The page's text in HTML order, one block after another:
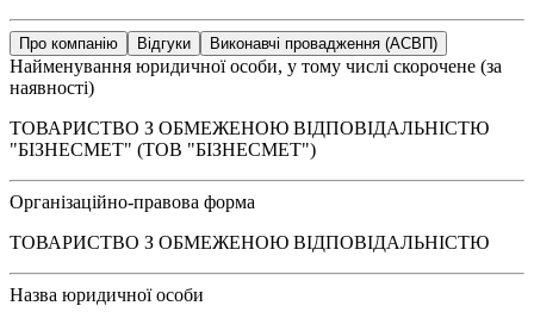
Про компанію Відгуки Виконавчі провадження (АСВП)
Найменування юридичної особи, у тому числі скорочене (за
наявності)
ТОВАРИСТВО З ОБМЕЖЕНОЮ ВІДПОВІДАЛЬНІСТЮ
"БІЗНЕСМЕТ" (ТОВ "БІЗНЕСМЕТ")
Організаційно-правова форма
ТОВАРИСТВО З ОБМЕЖЕНОЮ ВІДПОВІДАЛЬНІСТЮ
Назва юридичної особи